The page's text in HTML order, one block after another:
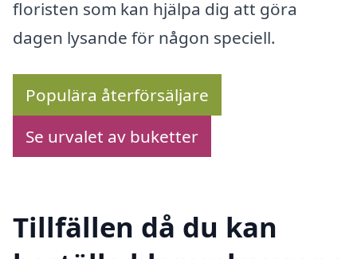
floristen som kan hjälpa dig att göra
dagen lysande för någon speciell.
Populära återförsäljare
Se urvalet av buketter
Tillfällen då du kan